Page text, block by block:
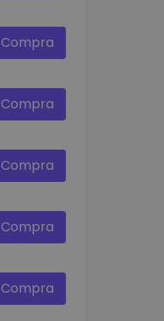
Compra
Compra
Compra
Compra
Compra